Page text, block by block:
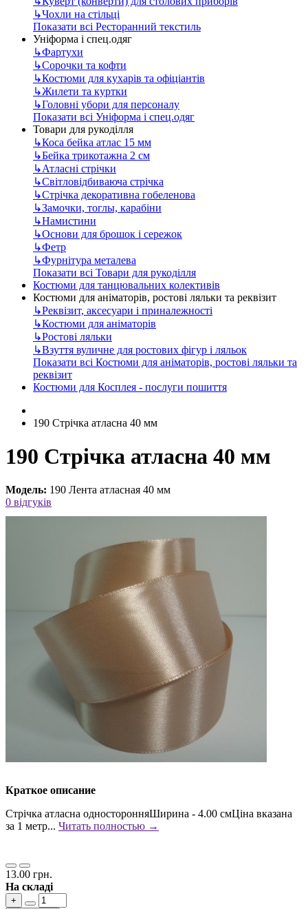
↳Чохли на стільці
Показати всі Ресторанний текстиль
Уніформа і спец.одяг
↳Фартухи
↳Сорочки та кофти
↳Костюми для кухарів та офіціантів
↳Жилети та куртки
↳Головні убори для персоналу
Показати всі Уніформа і спец.одяг
Товари для рукоділля
↳Коса бейка атлас 15 мм
↳Бейка трикотажна 2 см
↳Атласні стрічки
↳Світловідбиваюча стрічка
↳Стрічка декоративна гобеленова
↳Замочки, тоглы, карабіни
↳Намистини
↳Основи для брошок і сережок
↳Фетр
↳Фурнітура металева
Показати всі Товари для рукоділля
Костюми для танцювальних колективів
Костюми для аніматорів, ростові ляльки та реквізит
↳Реквізит, аксесуари і приналежності
↳Костюми для аніматорів
↳Ростові ляльки
↳Взуття вуличне для ростових фігур і ляльок
Показати всі Костюми для аніматорів, ростові ляльки та
реквізит
Костюми для Косплея - послуги пошиття
190 Стрічка атласна 40 мм
190 Стрічка атласна 40 мм
Модель: 190 Лента атласная 40 мм
0 відгуків
Краткое описание
Стрічка атласна односторонняШирина - 4.00 смЦіна вказана
за 1 метр... Читать полностью →
13.00 грн.
На складі
+